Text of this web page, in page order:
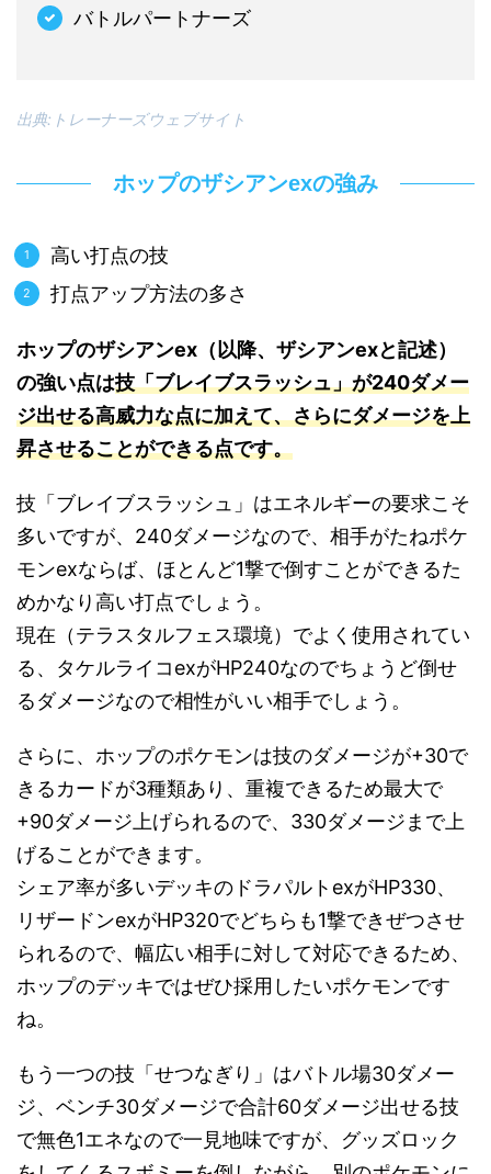
バトルパートナーズ
出典:トレーナーズウェブサイト
ホップのザシアンexの強み
高い打点の技
打点アップ方法の多さ
ホップのザシアンex（以降、ザシアンexと記述）
の強い点は技「ブレイブスラッシュ」が240ダメー
ジ出せる高威力な点に加えて、さらにダメージを上
昇させることができる点です。
技「ブレイブスラッシュ」はエネルギーの要求こそ
多いですが、240ダメージなので、相手がたねポケ
モンexならば、ほとんど1撃で倒すことができるた
めかなり高い打点でしょう。
現在（テラスタルフェス環境）でよく使用されてい
る、タケルライコexがHP240なのでちょうど倒せ
るダメージなので相性がいい相手でしょう。
さらに、ホップのポケモンは技のダメージが+30で
きるカードが3種類あり、重複できるため最大で
+90ダメージ上げられるので、330ダメージまで上
げることができます。
シェア率が多いデッキのドラパルトexがHP330、
リザードンexがHP320でどちらも1撃できぜつさせ
られるので、幅広い相手に対して対応できるため、
ホップのデッキではぜひ採用したいポケモンです
ね。
もう一つの技「せつなぎり」はバトル場30ダメー
ジ、ベンチ30ダメージで合計60ダメージ出せる技
で無色1エネなので一見地味ですが、グッズロック